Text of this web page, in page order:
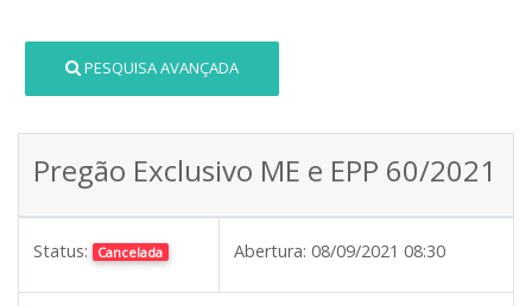
PESQUISA AVANÇADA
Pregão Exclusivo ME e EPP 60/2021
Status: Cancelada Abertura: 08/09/2021 08:30